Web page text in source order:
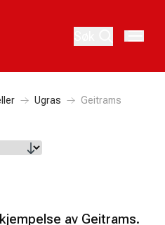
Ugras Geitrams
av Geitrams.